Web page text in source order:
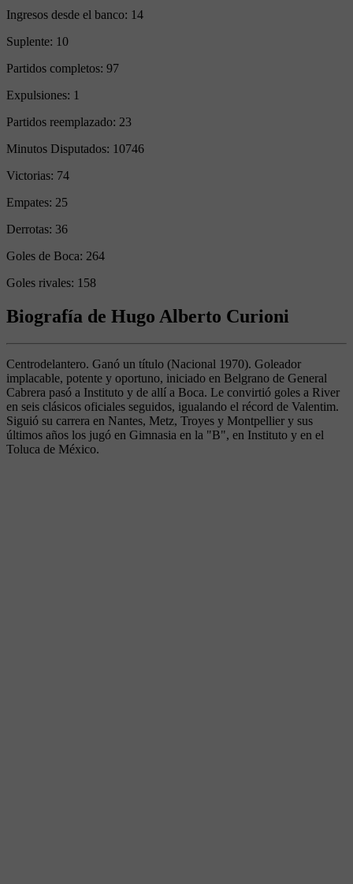
Ingresos desde el banco: 14
Suplente: 10
Partidos completos: 97
Expulsiones: 1
Partidos reemplazado: 23
Minutos Disputados: 10746
Victorias: 74
Empates: 25
Derrotas: 36
Goles de Boca: 264
Goles rivales: 158
Biografía de Hugo Alberto Curioni
Centrodelantero. Ganó un título (Nacional 1970). Goleador
implacable, potente y oportuno, iniciado en Belgrano de General
Cabrera pasó a Instituto y de allí a Boca. Le convirtió goles a River
en seis clásicos oficiales seguidos, igualando el récord de Valentim.
Siguió su carrera en Nantes, Metz, Troyes y Montpellier y sus
últimos años los jugó en Gimnasia en la "B", en Instituto y en el
Toluca de México.